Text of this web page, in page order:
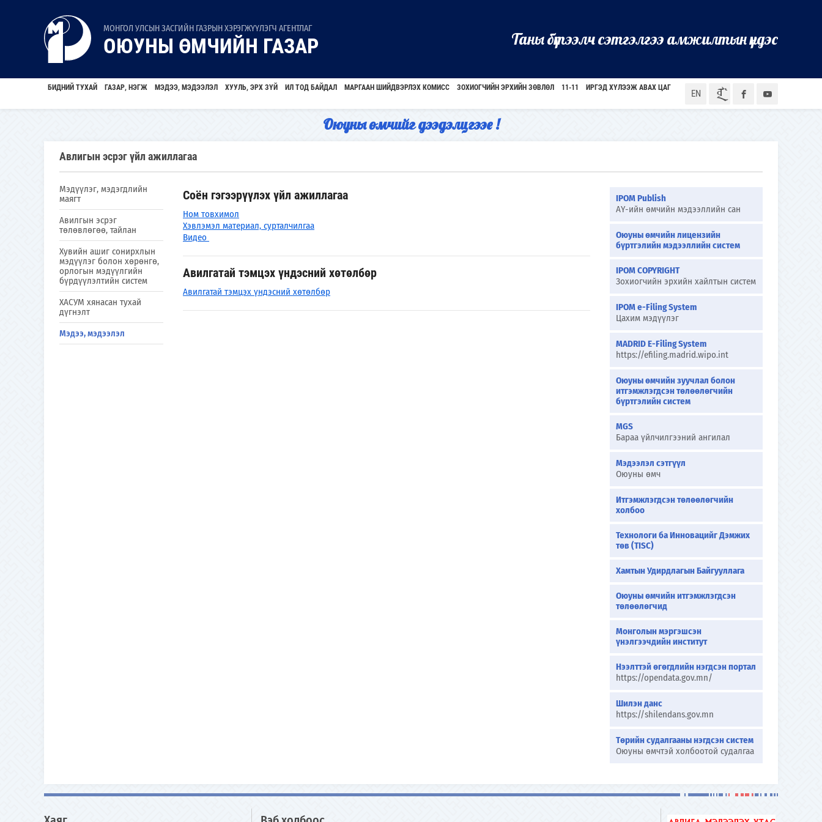
МОНГОЛ УЛСЫН ЗАСГИЙН ГАЗРЫН ХЭРЭГЖҮҮЛЭГЧ АГЕНТЛАГ
ОЮУНЫ ӨМЧИЙН ГАЗАР Таны бүтээлч сэтгэлгээ амжилтын үндэс
EN ᠮᠣᠨ
БИДНИЙ ТУХАЙ ГАЗАР, НЭГЖ МЭДЭЭ, МЭДЭЭЛЭЛ ХУУЛЬ, ЭРХ ЗҮЙ ИЛ ТОД БАЙДАЛ МАРГААН ШИЙДВЭРЛЭХ КОМИСС ЗОХИОГЧИЙН ЭРХИЙН ЗӨВЛӨЛ 11-11 ИРГЭД ХҮЛЭЭЖ АВАХ ЦАГ
Оюуны өмчийг дээдэлцгээе !
Авлигын эсрэг үйл ажиллагаа
Мэдүүлэг, мэдэгдлийн
маягт
Авилгын эсрэг
төлөвлөгөө, тайлан
Хувийн ашиг сонирхлын
мэдүүлэг болон хөрөнгө,
орлогын мэдүүлгийн
бүрдүүлэлтийн систем
ХАСУМ хянасан тухай
дүгнэлт
Мэдээ, мэдээлэл
Соён гэгээрүүлэх үйл ажиллагаа
Ном товхимол
Хэвлэмэл материал, сурталчилгаа
Видео
Авилгатай тэмцэх үндэсний хөтөлбөр
Авилгатай тэмцэх үндэсний хөтөлбөр
IPOM Publish
АҮ-ийн өмчийн мэдээллийн сан
Оюуны өмчийн лицензийн
бүртгэлийн мэдээллийн систем
IPOM COPYRIGHT
Зохиогчийн эрхийн хайлтын систем
IPOM e-Filing System
Цахим мэдүүлэг
MADRID E-Filing System
https://efiling.madrid.wipo.int
Оюуны өмчийн зуучлал болон
итгэмжлэгдсэн төлөөлөгчийн
бүртгэлийн систем
MGS
Бараа үйлчилгээний ангилал
Мэдээлэл сэтгүүл
Оюуны өмч
Итгэмжлэгдсэн төлөөлөгчийн
холбоо
Технологи ба Инновацийг Дэмжих
төв (TISC)
Хамтын Удирдлагын Байгууллага
Оюуны өмчийн итгэмжлэгдсэн
төлөөлөгчид
Монголын мэргэшсэн
үнэлгээчдийн институт
Нээлттэй өгөгдлийн нэгдсэн портал
https://opendata.gov.mn/
Шилэн данс
https://shilendans.gov.mn
Төрийн судалгааны нэгдсэн систем
Оюуны өмчтэй холбоотой судалгаа